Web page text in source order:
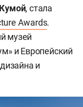
, стала
Awards.
музей
и Европейский
и